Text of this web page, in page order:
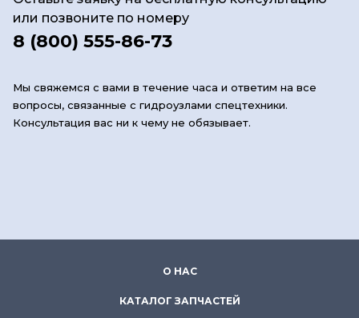
или позвоните по номеру
8 (800) 555-86-73
Мы свяжемся с вами в течение часа и ответим на все
вопросы, связанные с гидроузлами спецтехники.
Консультация вас ни к чему не обязывает.
О НАС
КАТАЛОГ ЗАПЧАСТЕЙ